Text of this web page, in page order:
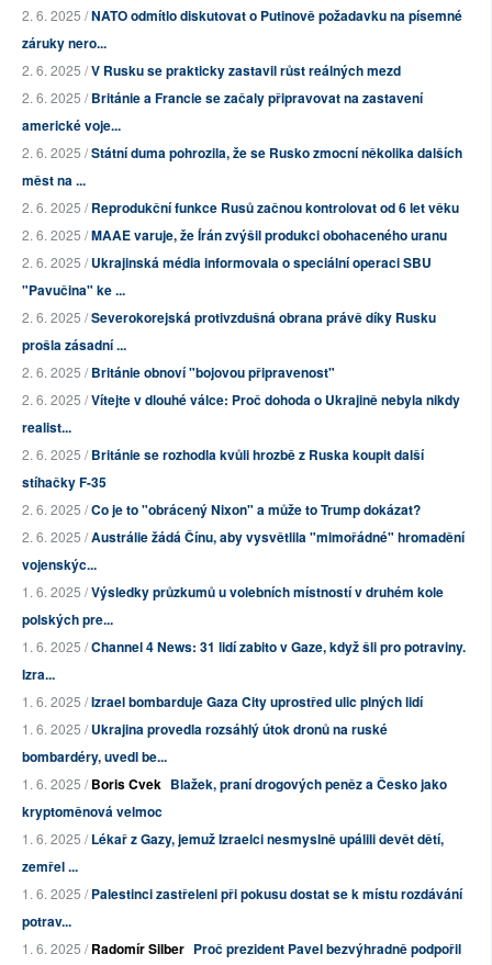
2. 6. 2025 /NATO odmítlo diskutovat o Putinově požadavku na písemné
záruky nero...
2. 6. 2025 /V Rusku se prakticky zastavil růst reálných mezd
2. 6. 2025 /Británie a Francie se začaly připravovat na zastavení
americké voje...
2. 6. 2025 /Státní duma pohrozila, že se Rusko zmocní několika dalších
měst na ...
2. 6. 2025 /Reprodukční funkce Rusů začnou kontrolovat od 6 let věku
2. 6. 2025 /MAAE varuje, že Írán zvýšil produkci obohaceného uranu
2. 6. 2025 /Ukrajinská média informovala o speciální operaci SBU
"Pavučina" ke ...
2. 6. 2025 /Severokorejská protivzdušná obrana právě díky Rusku
prošla zásadní ...
2. 6. 2025 /Británie obnoví "bojovou připravenost"
2. 6. 2025 /Vítejte v dlouhé válce: Proč dohoda o Ukrajině nebyla nikdy
realist...
2. 6. 2025 /Británie se rozhodla kvůli hrozbě z Ruska koupit další
stíhačky F-35
2. 6. 2025 /Co je to "obrácený Nixon" a může to Trump dokázat?
2. 6. 2025 /Austrálie žádá Čínu, aby vysvětlila "mimořádné" hromadění
vojenskýc...
1. 6. 2025 /Výsledky průzkumů u volebních místností v druhém kole
polských pre...
1. 6. 2025 /Channel 4 News: 31 lidí zabito v Gaze, když šli pro potraviny.
Izra...
1. 6. 2025 /Izrael bombarduje Gaza City uprostřed ulic plných lidí
1. 6. 2025 /Ukrajina provedla rozsáhlý útok dronů na ruské
bombardéry, uvedl be...
1. 6. 2025 /Boris Cvek Blažek, praní drogových peněz a Česko jako
kryptoměnová velmoc
1. 6. 2025 /Lékař z Gazy, jemuž Izraelci nesmyslně upálili devět dětí,
zemřel ...
1. 6. 2025 /Palestinci zastřeleni při pokusu dostat se k místu rozdávání
potrav...
1. 6. 2025 /Radomír Silber Proč prezident Pavel bezvýhradně podpořil